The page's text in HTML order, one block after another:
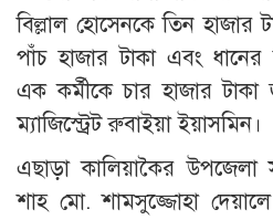
বিল্লাল হোসেনকে তিন
পাঁচ হাজার টাকা এবং ধানের
এক কর্মীকে চার হাজার টাকা
ম্যাজিস্ট্রেট রুবাইয়া ইয়াসমিন।
এছাড়া কালিয়াকৈর উপজেলা
শাহ মো. শামসুজ্জোহা